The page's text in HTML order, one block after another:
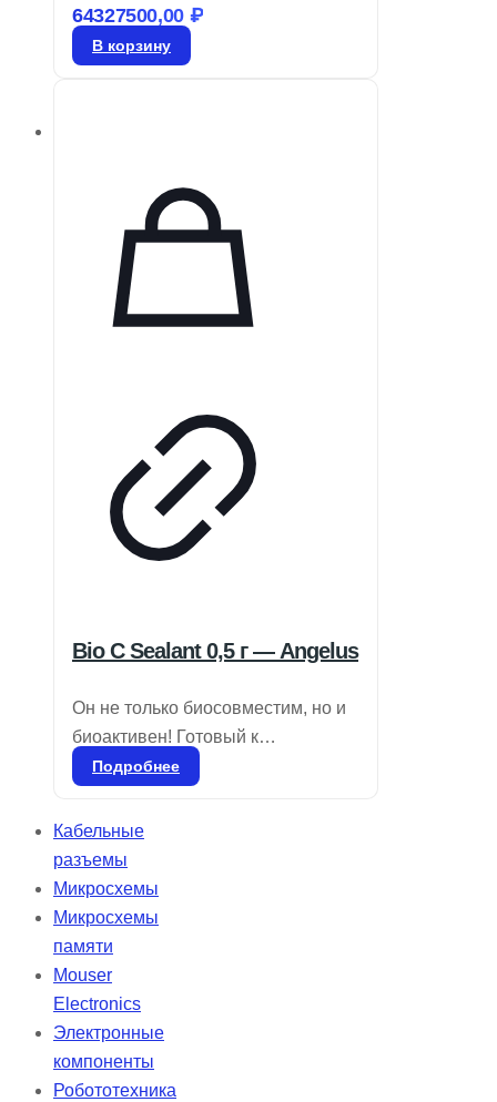
Разработан для нужд
современных клиник, оснащен
обеспечивает надежную
вентиляцию для разнообразных
пациентов и поддерживает
мобильность, удовлетворяя их
респираторные потребности.
64327500,00 ₽
В корзину
Bio C Sealant 0,5 г — Angelus
Он не только биосовместим, но и
биоактивен! Готовый к
применению биокерамический
корневых каналов. Состав:
силикаты кальция, алюминат
кальция, оксид кальция, оксид
циркония, оксид железа, диоксид
кремния и диспергирующий агент.
Bio-C Sealer — бессмольный
цемент, который обеспечивает
высокую биосовместимость и
упрощает очистку пульпарной
камеры после эндодонтической
Подробнее
Кабельные
разъемы
Микросхемы
Микросхемы
памяти
Mouser
Electronics
Электронные
компоненты
Робототехника